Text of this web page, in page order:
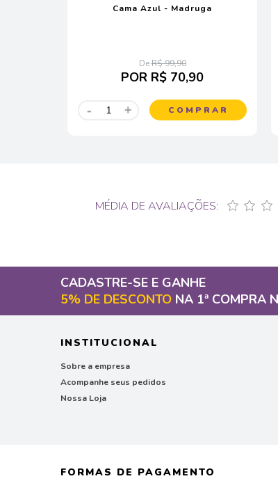
Cama Azul - Madruga
DeR$ 99,90
POR R$ 70,90
- + COMPRAR
MÉDIA DE AVALIAÇÕES:
CADASTRE-SE E GANHE
5% DE DESCONTO NA 1ª COMPRA
INSTITUCIONAL
Sobre a empresa
Acompanhe seus pedidos
Nossa Loja
FORMAS DE PAGAMENTO